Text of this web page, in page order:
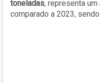
toneladas, representa
comparado a 2023,